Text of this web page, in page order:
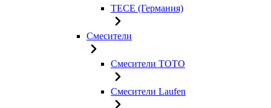
TECE (Германия)
Смесители
Смесители TOTO
Смесители Laufen